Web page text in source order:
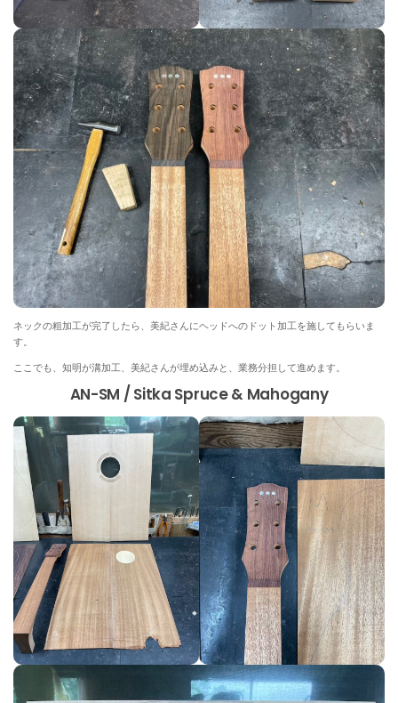
ネックの粗加工が完了したら、美紀さんにヘッドへのドット加工を施してもらいま
す。
ここでも、知明が溝加工、美紀さんが埋め込みと、業務分担して進めます。
AN-SM / Sitka Spruce & Mahogany